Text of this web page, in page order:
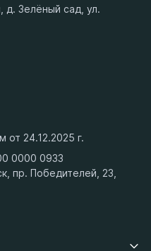
д. Зелёный сад, ул.
от 24.12.2025 г.
0000 0933
пр. Победителей, 23,